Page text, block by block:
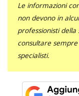
Le informazioni
non devono in
professionisti
consultare
specialisti.